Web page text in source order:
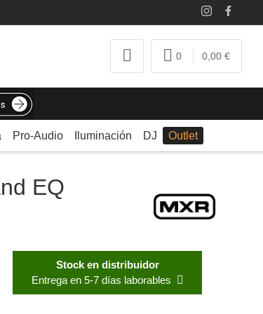
0 0,00 €
Pro-Audio Iluminación DJ Outlet
EQ
Stock en distribuidor
Entrega en 5-7 días laborables